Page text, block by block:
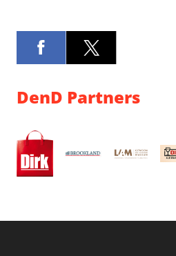
DenD Partners